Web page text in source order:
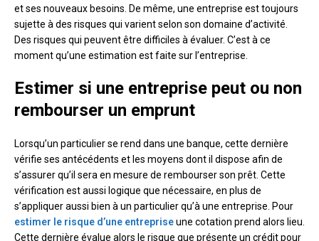
et ses nouveaux besoins. De même, une entreprise est toujours
sujette à des risques qui varient selon son domaine d’activité.
Des risques qui peuvent être difficiles à évaluer. C’est à ce
moment qu’une estimation est faite sur l’entreprise.
Estimer si une entreprise peut ou non
rembourser un emprunt
Lorsqu’un particulier se rend dans une banque, cette dernière
vérifie ses antécédents et les moyens dont il dispose afin de
s’assurer qu’il sera en mesure de rembourser son prêt. Cette
vérification est aussi logique que nécessaire, en plus de
s’appliquer aussi bien à un particulier qu’à une entreprise. Pour
estimer le risque d’une entrepriseune cotation prend alors lieu.
Cette dernière évalue alors le risque que présente un crédit pour